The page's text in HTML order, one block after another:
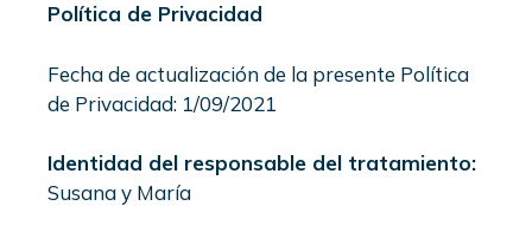
Política de Privacidad
Fecha de actualización de la presente Política
de Privacidad: 1/09/2021
Identidad del responsable del tratamiento:
Susana y María